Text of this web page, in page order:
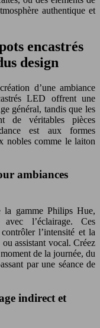
authentique et
encastrés
design
d’une ambiance
LED offrent une
général, tandis que les
de véritables pièces
est aux formes
nobles comme le laiton
ambiances
la gamme Philips Hue,
l’éclairage. Ces
l’intensité et la
assistant vocal. Créez
de la journée, du
par une séance de
indirect et